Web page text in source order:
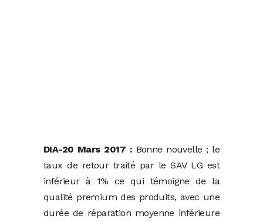
DIA-20 Mars 2017 :Bonne nouvelle ; le
taux de retour traité par le SAV LG est
inférieur à 1% ce qui témoigne de la
qualité premium des produits, avec une
durée de réparation moyenne inférieure